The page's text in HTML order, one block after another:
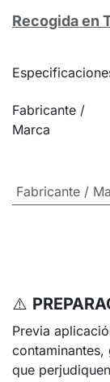
Recogida en
Fabricante /
Marca
Fabricante /
⚠️
Previa
que